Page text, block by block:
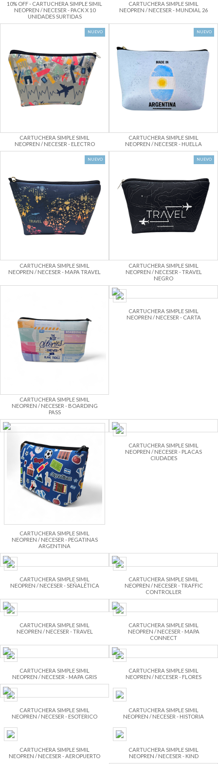
10% OFF - CARTUCHERA SIMPLE SIMIL
NEOPREN / NECESER - PACK X 10
UNIDADES SURTIDAS
CARTUCHERA SIMPLE SIMIL
NEOPREN / NECESER - MUNDIAL 26
NUEVO
CARTUCHERA SIMPLE SIMIL
NEOPREN / NECESER - ELECTRO
NUEVO
CARTUCHERA SIMPLE SIMIL
NEOPREN / NECESER - HUELLA
NUEVO
CARTUCHERA SIMPLE SIMIL
NEOPREN / NECESER - MAPA TRAVEL
NUEVO
CARTUCHERA SIMPLE SIMIL
NEOPREN / NECESER - TRAVEL
NEGRO
CARTUCHERA SIMPLE SIMIL
NEOPREN / NECESER - BOARDING
PASS
CARTUCHERA SIMPLE SIMIL
NEOPREN / NECESER - CARTA
CARTUCHERA SIMPLE SIMIL
NEOPREN / NECESER - PEGATINAS
ARGENTINA
CARTUCHERA SIMPLE SIMIL
NEOPREN / NECESER - PLACAS
CIUDADES
CARTUCHERA SIMPLE SIMIL
NEOPREN / NECESER - SEÑALÉTICA
CARTUCHERA SIMPLE SIMIL
NEOPREN / NECESER - TRAFFIC
CONTROLLER
CARTUCHERA SIMPLE SIMIL
NEOPREN / NECESER - TRAVEL
CARTUCHERA SIMPLE SIMIL
NEOPREN / NECESER - MAPA
CONNECT
CARTUCHERA SIMPLE SIMIL
NEOPREN / NECESER - MAPA GRIS
CARTUCHERA SIMPLE SIMIL
NEOPREN / NECESER - FLORES
CARTUCHERA SIMPLE SIMIL
NEOPREN / NECESER - ESOTERICO
CARTUCHERA SIMPLE SIMIL
NEOPREN / NECESER - HISTORIA
CARTUCHERA SIMPLE SIMIL
NEOPREN / NECESER - AEROPUERTO
CARTUCHERA SIMPLE SIMIL
NEOPREN / NECESER - KIND